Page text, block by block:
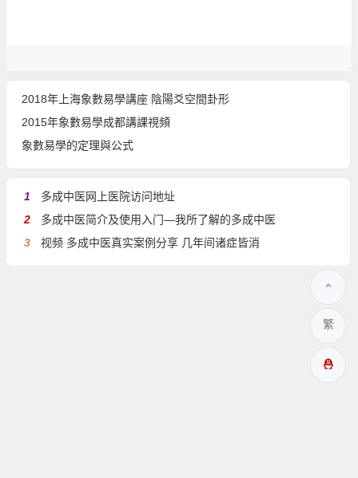
2018年上海象數易學講座 陰陽爻空間卦形
2015年象數易學成都講課視頻
象數易學的定理與公式
1
多成中医网上医院访问地址
2
多成中医简介及使用入门—我所了解的多成中医
3
视频 多成中医真实案例分享 几年间诸症皆消
繁